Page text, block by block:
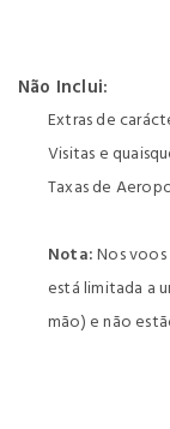
Não Inclui:
Extras de
Visitas e
Taxas de
Nota:Nos
está limitada a
mão) e não